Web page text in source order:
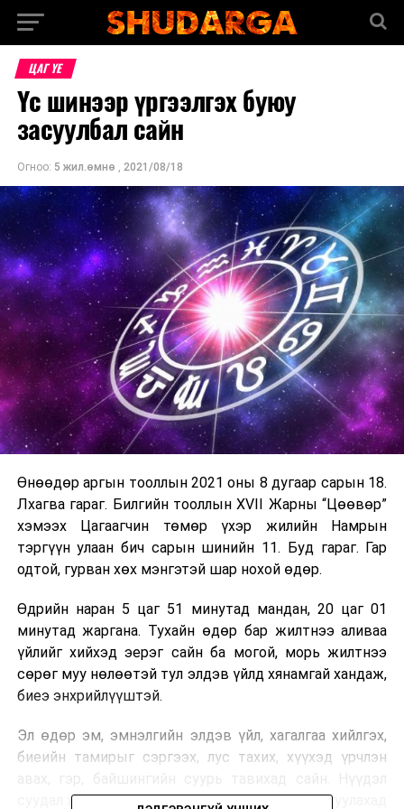
ЦАГ ҮЕ
Үс шинээр үргээлгэх буюу
засуулбал сайн
Огноо: 5 жил.өмнө , 2021/08/18
Өнөөдөр аргын тооллын 2021 оны 8 дугаар сарын 18.
Лхагва гараг. Билгийн тооллын XVII Жарны “Цөөвөр”
хэмээх Цагаагчин төмөр үхэр жилийн Намрын
тэргүүн улаан бич сарын шинийн 11. Буд гараг. Гар
одтой, гурван хөх мэнгэтэй шар нохой өдөр.
Өдрийн наран 5 цаг 51 минутад мандан, 20 цаг 01
минутад жаргана. Тухайн өдөр бар жилтнээ аливаа
үйлийг хийхэд эерэг сайн ба могой, морь жилтнээ
сөрөг муу нөлөөтэй тул элдэв үйлд хянамгай хандаж,
биеэ энхрийлүүштэй.
Эл өдөр эм, эмнэлгийн элдэв үйл, хагалгаа хийлгэх,
биеийн тамирыг сэргээх, лус тахих, хүүхэд үрчлэн
суудал хийх, хэрүүл тэмцэл хийх, цөөрөм байгуулахад